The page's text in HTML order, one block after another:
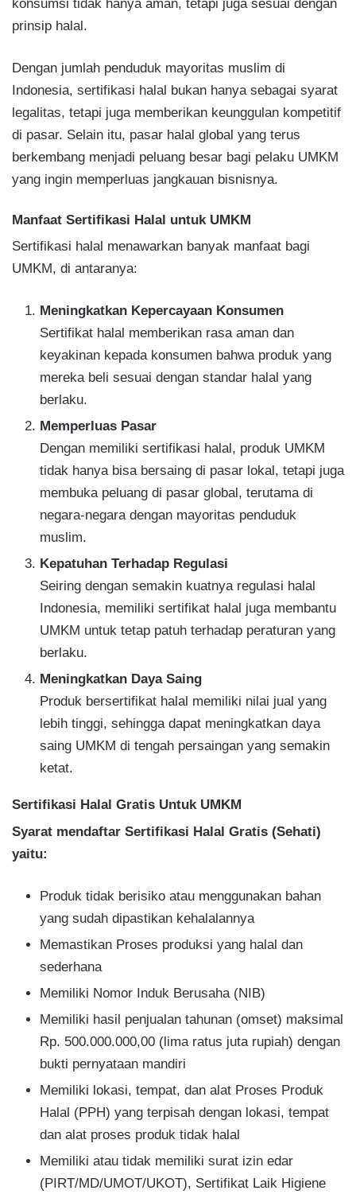
konsumsi tidak hanya aman, tetapi juga sesuai dengan
prinsip halal.
Dengan jumlah penduduk mayoritas muslim di
Indonesia, sertifikasi halal bukan hanya sebagai syarat
legalitas, tetapi juga memberikan keunggulan kompetitif
di pasar. Selain itu, pasar halal global yang terus
berkembang menjadi peluang besar bagi pelaku UMKM
yang ingin memperluas jangkauan bisnisnya.
Manfaat Sertifikasi Halal untuk UMKM
Sertifikasi halal menawarkan banyak manfaat bagi
UMKM, di antaranya:
Meningkatkan Kepercayaan Konsumen
Sertifikat halal memberikan rasa aman dan
keyakinan kepada konsumen bahwa produk yang
mereka beli sesuai dengan standar halal yang
berlaku.
Memperluas Pasar
Dengan memiliki sertifikasi halal, produk UMKM
tidak hanya bisa bersaing di pasar lokal, tetapi juga
membuka peluang di pasar global, terutama di
negara-negara dengan mayoritas penduduk
muslim.
Kepatuhan Terhadap Regulasi
Seiring dengan semakin kuatnya regulasi halal
Indonesia, memiliki sertifikat halal juga membantu
UMKM untuk tetap patuh terhadap peraturan yang
berlaku.
Meningkatkan Daya Saing
Produk bersertifikat halal memiliki nilai jual yang
lebih tinggi, sehingga dapat meningkatkan daya
saing UMKM di tengah persaingan yang semakin
ketat.
Sertifikasi Halal Gratis Untuk UMKM
Syarat mendaftar Sertifikasi Halal Gratis (Sehati)
yaitu:
Produk tidak berisiko atau menggunakan bahan
yang sudah dipastikan kehalalannya
Memastikan Proses produksi yang halal dan
sederhana
Memiliki Nomor Induk Berusaha (NIB)
Memiliki hasil penjualan tahunan (omset) maksimal
Rp. 500.000.000,00 (lima ratus juta rupiah) dengan
bukti pernyataan mandiri
Memiliki lokasi, tempat, dan alat Proses Produk
Halal (PPH) yang terpisah dengan lokasi, tempat
dan alat proses produk tidak halal
Memiliki atau tidak memiliki surat izin edar
(PIRT/MD/UMOT/UKOT), Sertifikat Laik Higiene